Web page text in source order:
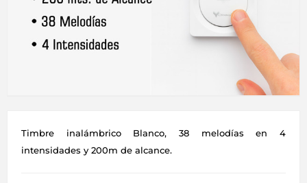
Timbre inalámbrico Blanco, 38 melodías en 4
intensidades y 200m de alcance.